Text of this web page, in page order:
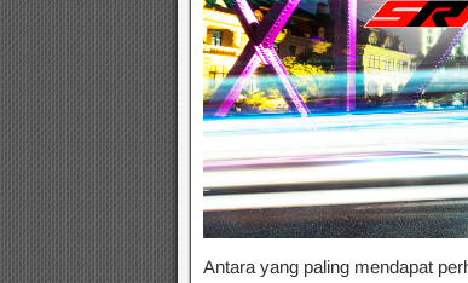
Antara yang paling mendapat